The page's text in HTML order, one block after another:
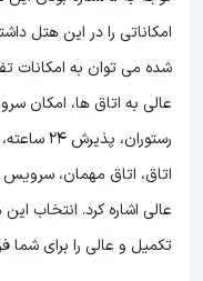
امکاناتی را در این هتل
شده می توان به امکانات
رستوران،
اتاق، اتاق مهمان،
عالی اشاره کرد. انتخاب
تکمیل و عالی را برای شما